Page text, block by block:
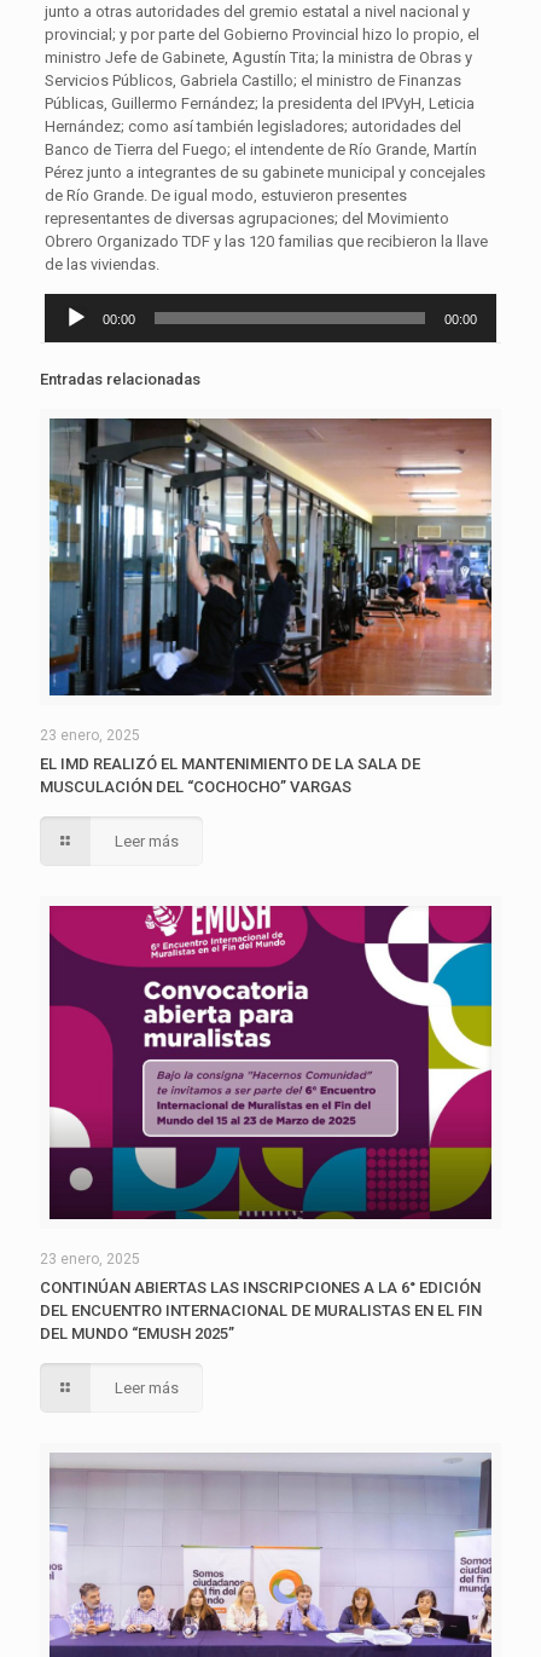
junto a otras autoridades del gremio estatal a nivel nacional y
provincial; y por parte del Gobierno Provincial hizo lo propio, el
ministro Jefe de Gabinete, Agustín Tita; la ministra de Obras y
Servicios Públicos, Gabriela Castillo; el ministro de Finanzas
Públicas, Guillermo Fernández; la presidenta del IPVyH, Leticia
Hernández; como así también legisladores; autoridades del
Banco de Tierra del Fuego; el intendente de Río Grande, Martín
Pérez junto a integrantes de su gabinete municipal y concejales
de Río Grande. De igual modo, estuvieron presentes
representantes de diversas agrupaciones; del Movimiento
Obrero Organizado TDF y las 120 familias que recibieron la llave
de las viviendas.
Reproductor
00:00 00:00
Entradas relacionadas
23 enero, 2025
EL IMD REALIZÓ EL MANTENIMIENTO DE LA SALA DE
MUSCULACIÓN DEL “COCHOCHO” VARGAS
Leer más
23 enero, 2025
CONTINÚAN ABIERTAS LAS INSCRIPCIONES A LA 6° EDICIÓN
DEL ENCUENTRO INTERNACIONAL DE MURALISTAS EN EL FIN
DEL MUNDO “EMUSH 2025”
Leer más